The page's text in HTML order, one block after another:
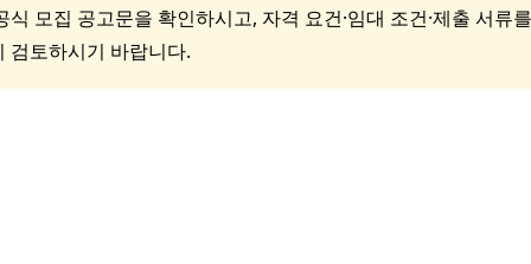
식 모집 공고문을 확인하시고, 자격 요건·임대 조건·제출 서류
검토하시기 바랍니다.